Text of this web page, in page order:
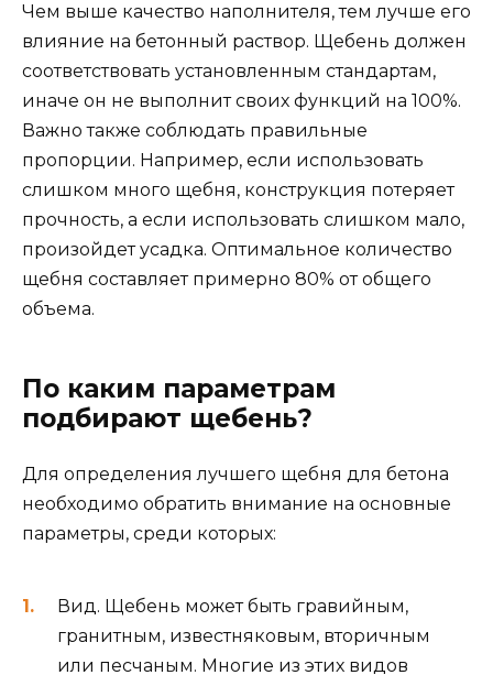
Чем выше качество наполнителя, тем лучше его
влияние на бетонный раствор. Щебень должен
соответствовать установленным стандартам,
иначе он не выполнит своих функций на 100%.
Важно также соблюдать правильные
пропорции. Например, если использовать
слишком много щебня, конструкция потеряет
прочность, а если использовать слишком мало,
произойдет усадка. Оптимальное количество
щебня составляет примерно 80% от общего
объема.
По каким параметрам
подбирают щебень?
Для определения лучшего щебня для бетона
необходимо обратить внимание на основные
параметры, среди которых:
Вид. Щебень может быть гравийным,
гранитным, известняковым, вторичным
или песчаным. Многие из этих видов